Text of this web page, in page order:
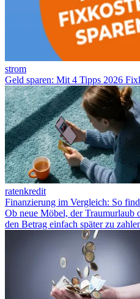
strom
Geld sparen: Mit 4 Tipps 2026
ratenkredit
Finanzierung im Vergleich: So
Ob neue Möbel, der Traumurlaub
den Betrag einfach später zu